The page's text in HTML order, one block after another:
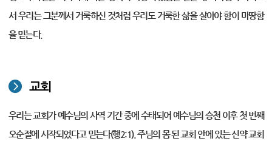
서 우리는 그분께서 거룩하신 것처럼 우리도 거룩한 삶을 살아야 함이 마땅함
을 믿는다.
교회
우리는 교회가 예수님의 사역 기간 중에 수태되어 예수님의 승천 이후 첫 번째
오순절에 시작되었다고 믿는다(행2:1). 주님의 몸 된 교회 안에 있는 신약 교회